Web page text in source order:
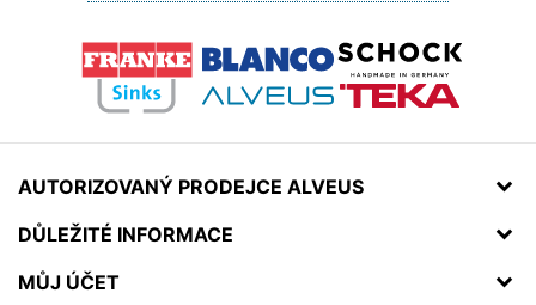
AUTORIZOVANÝ PRODEJCE ALVEUS
DŮLEŽITÉ INFORMACE
MŮJ ÚČET